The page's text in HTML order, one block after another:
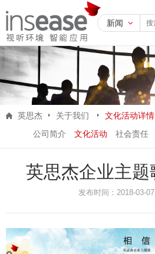
新闻
英思杰 关于我们
文化活动详情
公司简介
文化活动 社会责任
英思杰企业主题
发布时间：2018-03-